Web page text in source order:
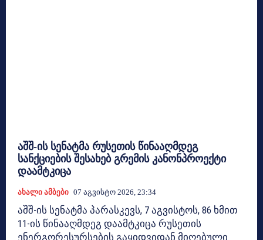
აშშ-ის სენატმა რუსეთის წინააღმდეგ
სანქციების შესახებ გრემის კანონპროექტი
დაამტკიცა
Ახალი Ამბები 07 Აგვისტო 2026, 23:34
აშშ-ის სენატმა პარასკევს, 7 აგვისტოს, 86 ხმით
11-ის წინააღმდეგ დაამტკიცა რუსეთის
ენერგორესურსების გაყიდვიდან მიღებული